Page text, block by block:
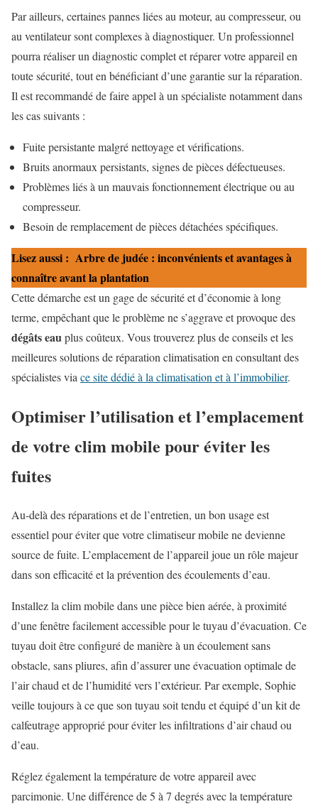
Par ailleurs, certaines pannes liées au moteur, au compresseur, ou
au ventilateur sont complexes à diagnostiquer. Un professionnel
pourra réaliser un diagnostic complet et réparer votre appareil en
toute sécurité, tout en bénéficiant d’une garantie sur la réparation.
Il est recommandé de faire appel à un spécialiste notamment dans
les cas suivants :
Fuite persistante malgré nettoyage et vérifications.
Bruits anormaux persistants, signes de pièces défectueuses.
Problèmes liés à un mauvais fonctionnement électrique ou au
compresseur.
Besoin de remplacement de pièces détachées spécifiques.
Lisez aussi : Arbre de judée : inconvénients et avantages à
connaître avant la plantation
Cette démarche est un gage de sécurité et d’économie à long
terme, empêchant que le problème ne s’aggrave et provoque des
dégâts eauplus coûteux. Vous trouverez plus de conseils et les
meilleures solutions de réparation climatisation en consultant des
spécialistes via ce site dédié à la climatisation et à l’immobilier.
Optimiser l’utilisation et l’emplacement
de votre clim mobile pour éviter les
fuites
Au-delà des réparations et de l’entretien, un bon usage est
essentiel pour éviter que votre climatiseur mobile ne devienne
source de fuite. L’emplacement de l’appareil joue un rôle majeur
dans son efficacité et la prévention des écoulements d’eau.
Installez la clim mobile dans une pièce bien aérée, à proximité
d’une fenêtre facilement accessible pour le tuyau d’évacuation. Ce
tuyau doit être configuré de manière à un écoulement sans
obstacle, sans pliures, afin d’assurer une évacuation optimale de
l’air chaud et de l’humidité vers l’extérieur. Par exemple, Sophie
veille toujours à ce que son tuyau soit tendu et équipé d’un kit de
calfeutrage approprié pour éviter les infiltrations d’air chaud ou
d’eau.
Réglez également la température de votre appareil avec
parcimonie. Une différence de 5 à 7 degrés avec la température